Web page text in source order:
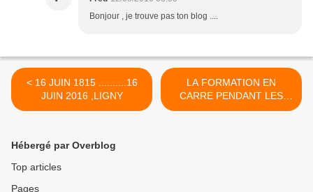
Bonjour , je trouve pas ton blog ....
< 16 JUIN 1815 ..........16
JUIN 2016 ,LIGNY
LA FORMATION EN
CARRE PENDANT LES
GUERRES
Hébergé par Overblog
Top articles
Pages